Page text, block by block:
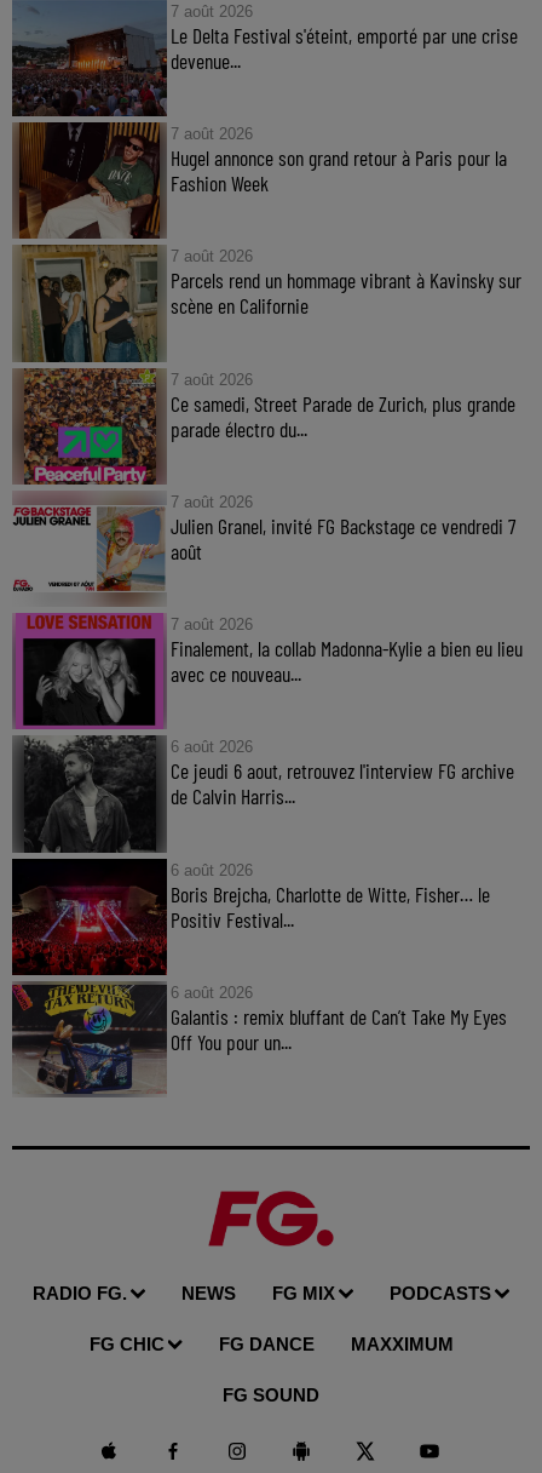
7 août 2026
Le Delta Festival s'éteint, emporté par une crise
devenue...
7 août 2026
Hugel annonce son grand retour à Paris pour la
Fashion Week
7 août 2026
Parcels rend un hommage vibrant à Kavinsky sur
scène en Californie
7 août 2026
Ce samedi, Street Parade de Zurich, plus grande
parade électro du...
7 août 2026
Julien Granel, invité FG Backstage ce vendredi 7
août
7 août 2026
Finalement, la collab Madonna-Kylie a bien eu lieu
avec ce nouveau...
6 août 2026
Ce jeudi 6 aout, retrouvez l'interview FG archive
de Calvin Harris...
6 août 2026
Boris Brejcha, Charlotte de Witte, Fisher… le
Positiv Festival...
6 août 2026
Galantis : remix bluffant de Can’t Take My Eyes
Off You pour un...
RADIO FG. NEWS FG MIX PODCASTS
FG CHIC FG DANCE MAXXIMUM
FG SOUND